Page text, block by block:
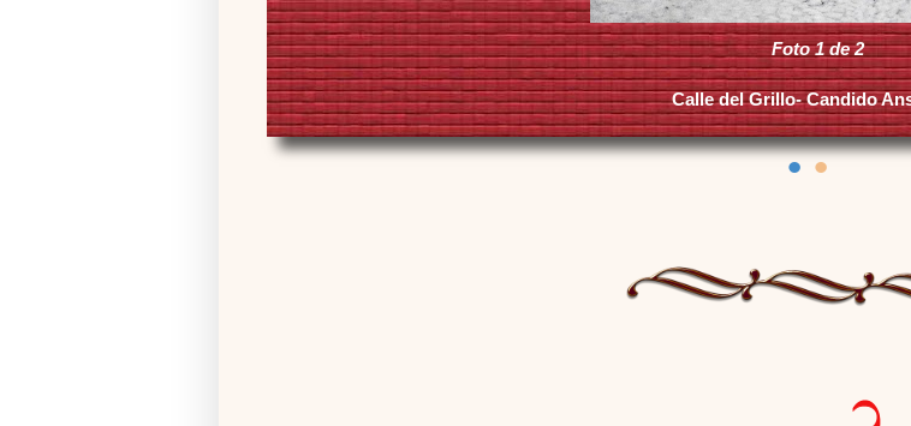
Foto 1 de 2
Calle del Grillo- Candido
• •